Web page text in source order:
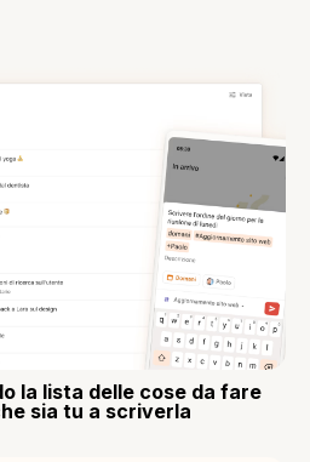
la lista delle cose da fare
sia tu a scriverla